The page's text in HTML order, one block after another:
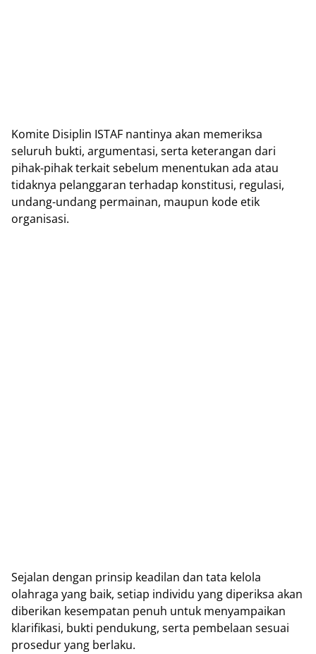
Komite Disiplin ISTAF nantinya akan memeriksa
seluruh bukti, argumentasi, serta keterangan dari
pihak-pihak terkait sebelum menentukan ada atau
tidaknya pelanggaran terhadap konstitusi, regulasi,
undang-undang permainan, maupun kode etik
organisasi.
Sejalan dengan prinsip keadilan dan tata kelola
olahraga yang baik, setiap individu yang diperiksa akan
diberikan kesempatan penuh untuk menyampaikan
klarifikasi, bukti pendukung, serta pembelaan sesuai
prosedur yang berlaku.